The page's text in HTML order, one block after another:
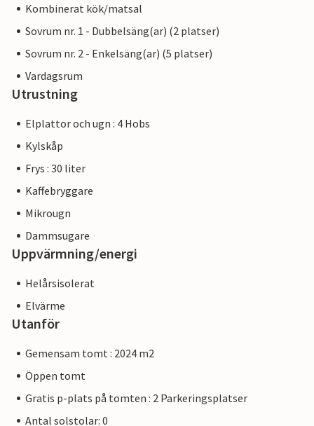
Kombinerat kök/matsal
Sovrum nr. 1 - Dubbelsäng(ar) (2 platser)
Sovrum nr. 2 - Enkelsäng(ar) (5 platser)
Vardagsrum
Utrustning
Elplattor och ugn : 4 Hobs
Kylskåp
Frys : 30 liter
Kaffebryggare
Mikrougn
Dammsugare
Uppvärmning/energi
Helårsisolerat
Elvärme
Utanför
Gemensam tomt : 2024 m2
Öppen tomt
Gratis p-plats på tomten : 2 Parkeringsplatser
Antal solstolar: 0